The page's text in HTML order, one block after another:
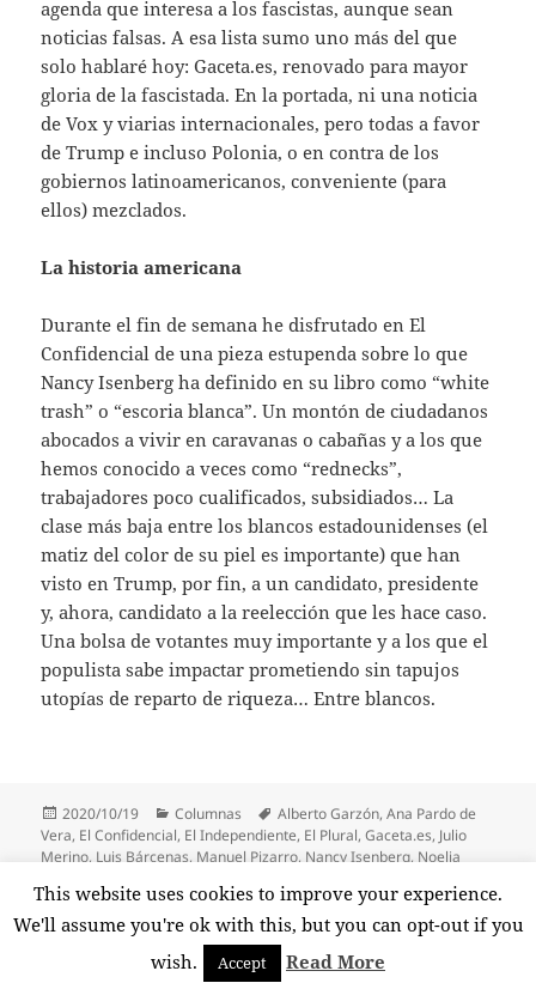
agenda que interesa a los fascistas, aunque sean
noticias falsas. A esa lista sumo uno más del que
solo hablaré hoy: Gaceta.es, renovado para mayor
gloria de la fascistada. En la portada, ni una noticia
de Vox y viarias internacionales, pero todas a favor
de Trump e incluso Polonia, o en contra de los
gobiernos latinoamericanos, conveniente (para
ellos) mezclados.
La historia americana
Durante el fin de semana he disfrutado en El
Confidencial de una pieza estupenda sobre lo que
Nancy Isenberg ha definido en su libro como “white
trash” o “escoria blanca”. Un montón de ciudadanos
abocados a vivir en caravanas o cabañas y a los que
hemos conocido a veces como “rednecks”,
trabajadores poco cualificados, subsidiados… La
clase más baja entre los blancos estadounidenses (el
matiz del color de su piel es importante) que han
visto en Trump, por fin, a un candidato, presidente
y, ahora, candidato a la reelección que les hace caso.
Una bolsa de votantes muy importante y a los que el
populista sabe impactar prometiendo sin tapujos
utopías de reparto de riqueza… Entre blancos.
Publicado
el
2020/10/19 Categorías
Columnas Etiquetas
Alberto Garzón,Ana Pardo de
Vera, El Confidencial, El Independiente, El Plural,Gaceta.es, Julio
Merino, Luis Bárcenas, Manuel Pizarro, Nancy Isenberg, Noelia
Trash,Wikipedia
Funciona gracias a WordPress
This website uses cookies to improve your experience.
We'll assume you're ok with this, but you can opt-out if you
wish.
Accept Read More